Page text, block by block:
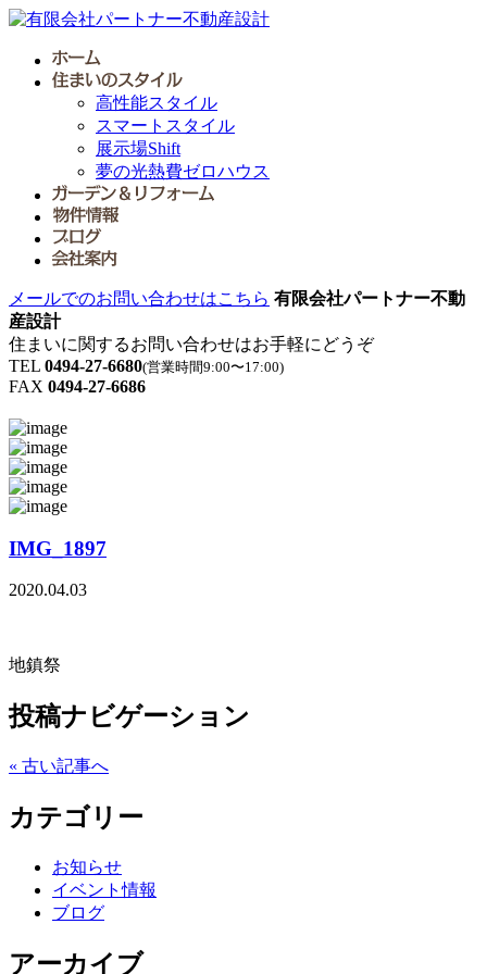
高性能スタイル
スマートスタイル
展示場Shift
夢の光熱費ゼロハウス
メールでのお問い合わせはこちら 有限会社パートナー不動
産設計
住まいに関するお問い合わせはお手軽にどうぞ
TEL 0494-27-6680(営業時間9:00〜17:00)
FAX 0494-27-6686
IMG_1897
2020.04.03
地鎮祭
投稿ナビゲーション
« 古い記事へ
カテゴリー
お知らせ
イベント情報
ブログ
アーカイブ